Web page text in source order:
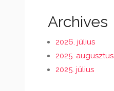
Archives
2026. július
2025. augusztus
2025. július